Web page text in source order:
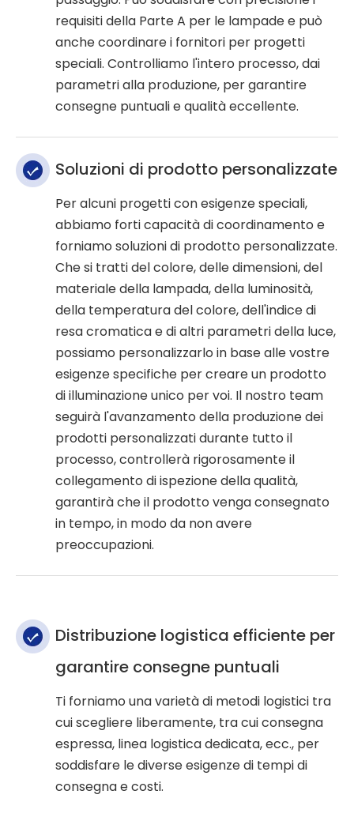
requisiti della Parte A per le lampade e può
anche coordinare i fornitori per progetti
speciali. Controlliamo l'intero processo, dai
parametri alla produzione, per garantire
consegne puntuali e qualità eccellente.
Soluzioni di prodotto personalizzate
Per alcuni progetti con esigenze speciali,
abbiamo forti capacità di coordinamento e
forniamo soluzioni di prodotto personalizzate.
Che si tratti del colore, delle dimensioni, del
materiale della lampada, della luminosità,
della temperatura del colore, dell'indice di
resa cromatica e di altri parametri della luce,
possiamo personalizzarlo in base alle vostre
esigenze specifiche per creare un prodotto
di illuminazione unico per voi. Il nostro team
seguirà l'avanzamento della produzione dei
prodotti personalizzati durante tutto il
processo, controllerà rigorosamente il
collegamento di ispezione della qualità,
garantirà che il prodotto venga consegnato
in tempo, in modo da non avere
preoccupazioni.
Distribuzione logistica efficiente per
garantire consegne puntuali
Ti forniamo una varietà di metodi logistici tra
cui scegliere liberamente, tra cui consegna
espressa, linea logistica dedicata, ecc., per
soddisfare le diverse esigenze di tempi di
consegna e costi.